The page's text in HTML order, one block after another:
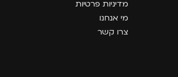
מדיניות פרטיות
מי אנחנו
צרו קשר